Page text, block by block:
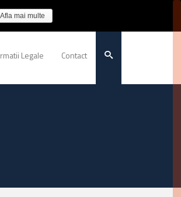
Legale Contact
Afla mai multe